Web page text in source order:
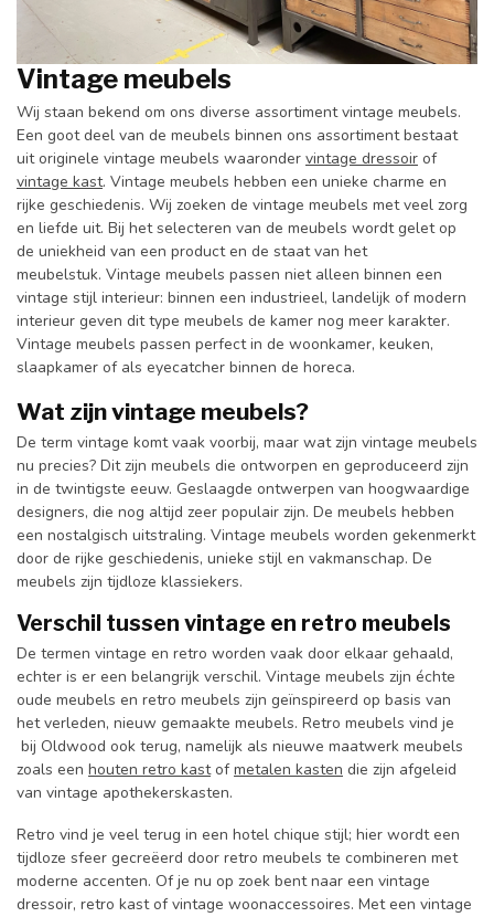
Vintage meubels
Wij staan bekend om ons diverse assortiment vintage meubels.
Een goot deel van de meubels binnen ons assortiment bestaat
uit originele vintage meubels waaronder vintage dressoir of
vintage kast. Vintage meubels hebben een unieke charme en
rijke geschiedenis. Wij zoeken de vintage meubels met veel zorg
en liefde uit. Bij het selecteren van de meubels wordt gelet op
de uniekheid van een product en de staat van het
meubelstuk. Vintage meubels passen niet alleen binnen een
vintage stijl interieur: binnen een industrieel, landelijk of modern
interieur geven dit type meubels de kamer nog meer karakter.
Vintage meubels passen perfect in de woonkamer, keuken,
slaapkamer of als eyecatcher binnen de horeca.
Wat zijn vintage meubels?
De term vintage komt vaak voorbij, maar wat zijn vintage meubels
nu precies? Dit zijn meubels die ontworpen en geproduceerd zijn
in de twintigste eeuw. Geslaagde ontwerpen van hoogwaardige
designers, die nog altijd zeer populair zijn. De meubels hebben
een nostalgisch uitstraling. Vintage meubels worden gekenmerkt
door de rijke geschiedenis, unieke stijl en vakmanschap. De
meubels zijn tijdloze klassiekers.
Verschil tussen vintage en retro meubels
De termen vintage en retro worden vaak door elkaar gehaald,
echter is er een belangrijk verschil. Vintage meubels zijn échte
oude meubels en retro meubels zijn geïnspireerd op basis van
het verleden, nieuw gemaakte meubels. Retro meubels vind je
bij Oldwood ook terug, namelijk als nieuwe maatwerk meubels
zoals een houten retro kastofmetalen kasten die zijn afgeleid
van vintage apothekerskasten.
Retro vind je veel terug in een hotel chique stijl; hier wordt een
tijdloze sfeer gecreëerd door retro meubels te combineren met
moderne accenten. Of je nu op zoek bent naar een vintage
dressoir, retro kast of vintage woonaccessoires. Met een vintage